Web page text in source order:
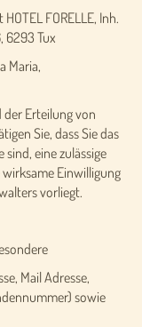
FORELLE, Inh.
6293 Tux
Maria,
Erteilung von
Sie, dass Sie das
sind, eine zulässige
Einwilligung
vorliegt.
Mail Adresse,
sowie